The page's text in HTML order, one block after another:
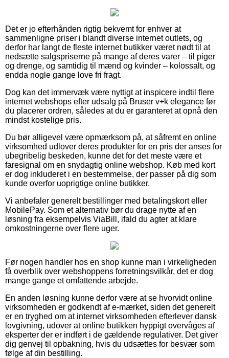
Det er jo efterhånden rigtig bekvemt for enhver at
sammenligne priser i blandt diverse internet outlets, og
derfor har langt de fleste internet butikker været nødt til at
nedsætte salgspriserne på mange af deres varer – til piger
og drenge, og samtidig til mænd og kvinder – kolossalt, og
endda nogle gange love fri fragt.
Dog kan det immervæk være nyttigt at inspicere indtil flere
internet webshops efter udsalg på Bruser v+k elegance før
du placerer ordren, således at du er garanteret at opnå den
mindst kostelige pris.
Du bør alligevel være opmærksom på, at såfremt en online
virksomhed udlover deres produkter for en pris der anses for
ubegribelig beskeden, kunne det for det meste være et
faresignal om en snydagtig online webshop. Køb med kort
er dog inkluderet i en bestemmelse, der passer på dig som
kunde overfor uoprigtige online butikker.
Vi anbefaler generelt bestillinger med betalingskort eller
MobilePay. Som et alternativ bør du drage nytte af en
løsning fra eksempelvis ViaBill, ifald du agter at klare
omkostningerne over flere uger.
Før nogen handler hos en shop kunne man i virkeligheden
få overblik over webshoppens forretningsvilkår, det er dog
mange gange et omfattende arbejde.
En anden løsning kunne derfor være at se hvorvidt online
virksomheden er godkendt af e-mærket, siden det generelt
er en tryghed om at internet virksomheden efterlever dansk
lovgivning, udover at online butikken hyppigt overvåges af
eksperter der er indført i de gældende regulativer. Det giver
dig genvej til opbakning, hvis du udsættes for besvær som
følge af din bestilling.